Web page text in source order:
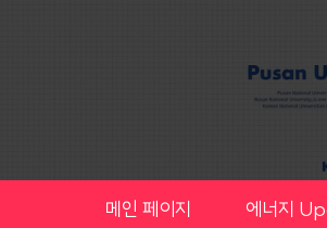
메인 페이지 에너지